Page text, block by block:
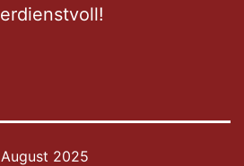
August 2025